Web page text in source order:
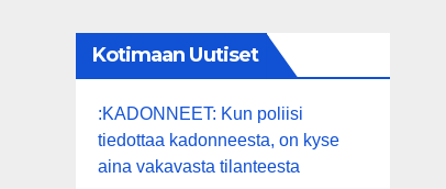
Kotimaan Uutiset
:KADONNEET: Kun poliisi
tiedottaa kadonneesta, on kyse
aina vakavasta tilanteesta